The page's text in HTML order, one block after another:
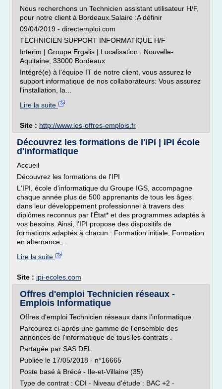
Nous recherchons un Technicien assistant utilisateur H/F,
pour notre client à Bordeaux.Salaire :A définir
09/04/2019 - directemploi.com
TECHNICIEN SUPPORT INFORMATIQUE H/F
Interim | Groupe Ergalis | Localisation : Nouvelle-
Aquitaine, 33000 Bordeaux
Intégré(e) à l'équipe IT de notre client, vous assurez le
support informatique de nos collaborateurs: Vous assurez
l'installation, la...
Lire la suite
Site : http://www.les-offres-emplois.fr
Découvrez les formations de l'IPI | IPI école
d'informatique
Accueil
Découvrez les formations de l'IPI
L'IPI, école d'informatique du Groupe IGS, accompagne
chaque année plus de 500 apprenants de tous les âges
dans leur développement professionnel à travers des
diplômes reconnus par l'État* et des programmes adaptés à
vos besoins. Ainsi, l'IPI propose des dispositifs de
formations adaptés à chacun : Formation initiale, Formation
en alternance,...
Lire la suite
Site : ipi-ecoles.com
Offres d'emploi Technicien réseaux -
Emplois Informatique
Offres d'emploi Technicien réseaux dans l'informatique
Parcourez ci-après une gamme de l'ensemble des
annonces de l'informatique de tous les contrats .
Partagée par SAS DEL
Publiée le 17/05/2018 - n°16665
Poste basé à Brécé - Ile-et-Villaine (35)
Type de contrat : CDI - Niveau d'étude : BAC +2 -